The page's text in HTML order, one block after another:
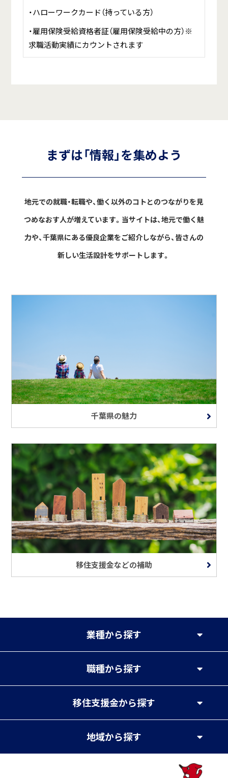
・ハローワークカード（持っている方）
・雇用保険受給資格者証（雇用保険受給中の方）※
求職活動実績にカウントされます
まずは「情報」を集めよう
地元での就職・転職や、働く以外のコトとのつながりを見
つめなおす人が増えています。 当サイトは、地元で働く魅
力や、千葉県にある優良企業をご紹介しながら、皆さんの
新しい生活設計をサポートします。
千葉県の魅力
移住支援金などの補助
業種から探す
職種から探す
移住支援金から探す
地域から探す